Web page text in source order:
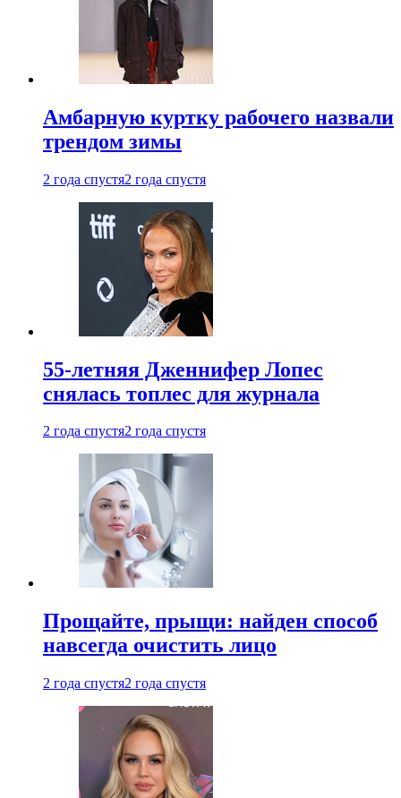
Амбарную куртку рабочего назвали
трендом зимы
2 года спустя2 года спустя
55-летняя Дженнифер Лопес
снялась топлес для журнала
2 года спустя2 года спустя
Прощайте, прыщи: найден способ
навсегда очистить лицо
2 года спустя2 года спустя